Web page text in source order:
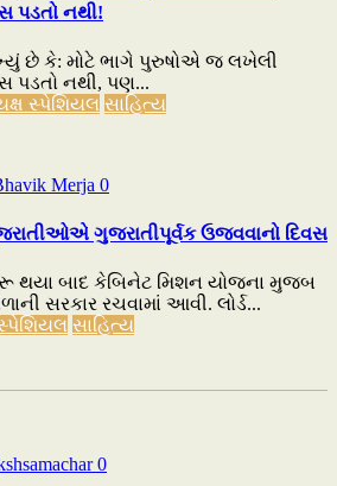
પડતો નથી!
છે કે: મોટે ભાગે પુરુષોએ જ લખેલી
પડતો નથી, પણ...
સ્પેશિયલ સાહિત્ય
Merja 0
ગુજરાતીપૂર્વક ઉજવવાનો દિવસ
થયા બાદ કેબિનેટ મિશન યોજના મુજબ
સરકાર રચવામાં આવી. લોર્ડ...
સાહિત્ય
0